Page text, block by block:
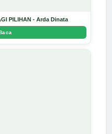
PILIHAN - Arda Dinata